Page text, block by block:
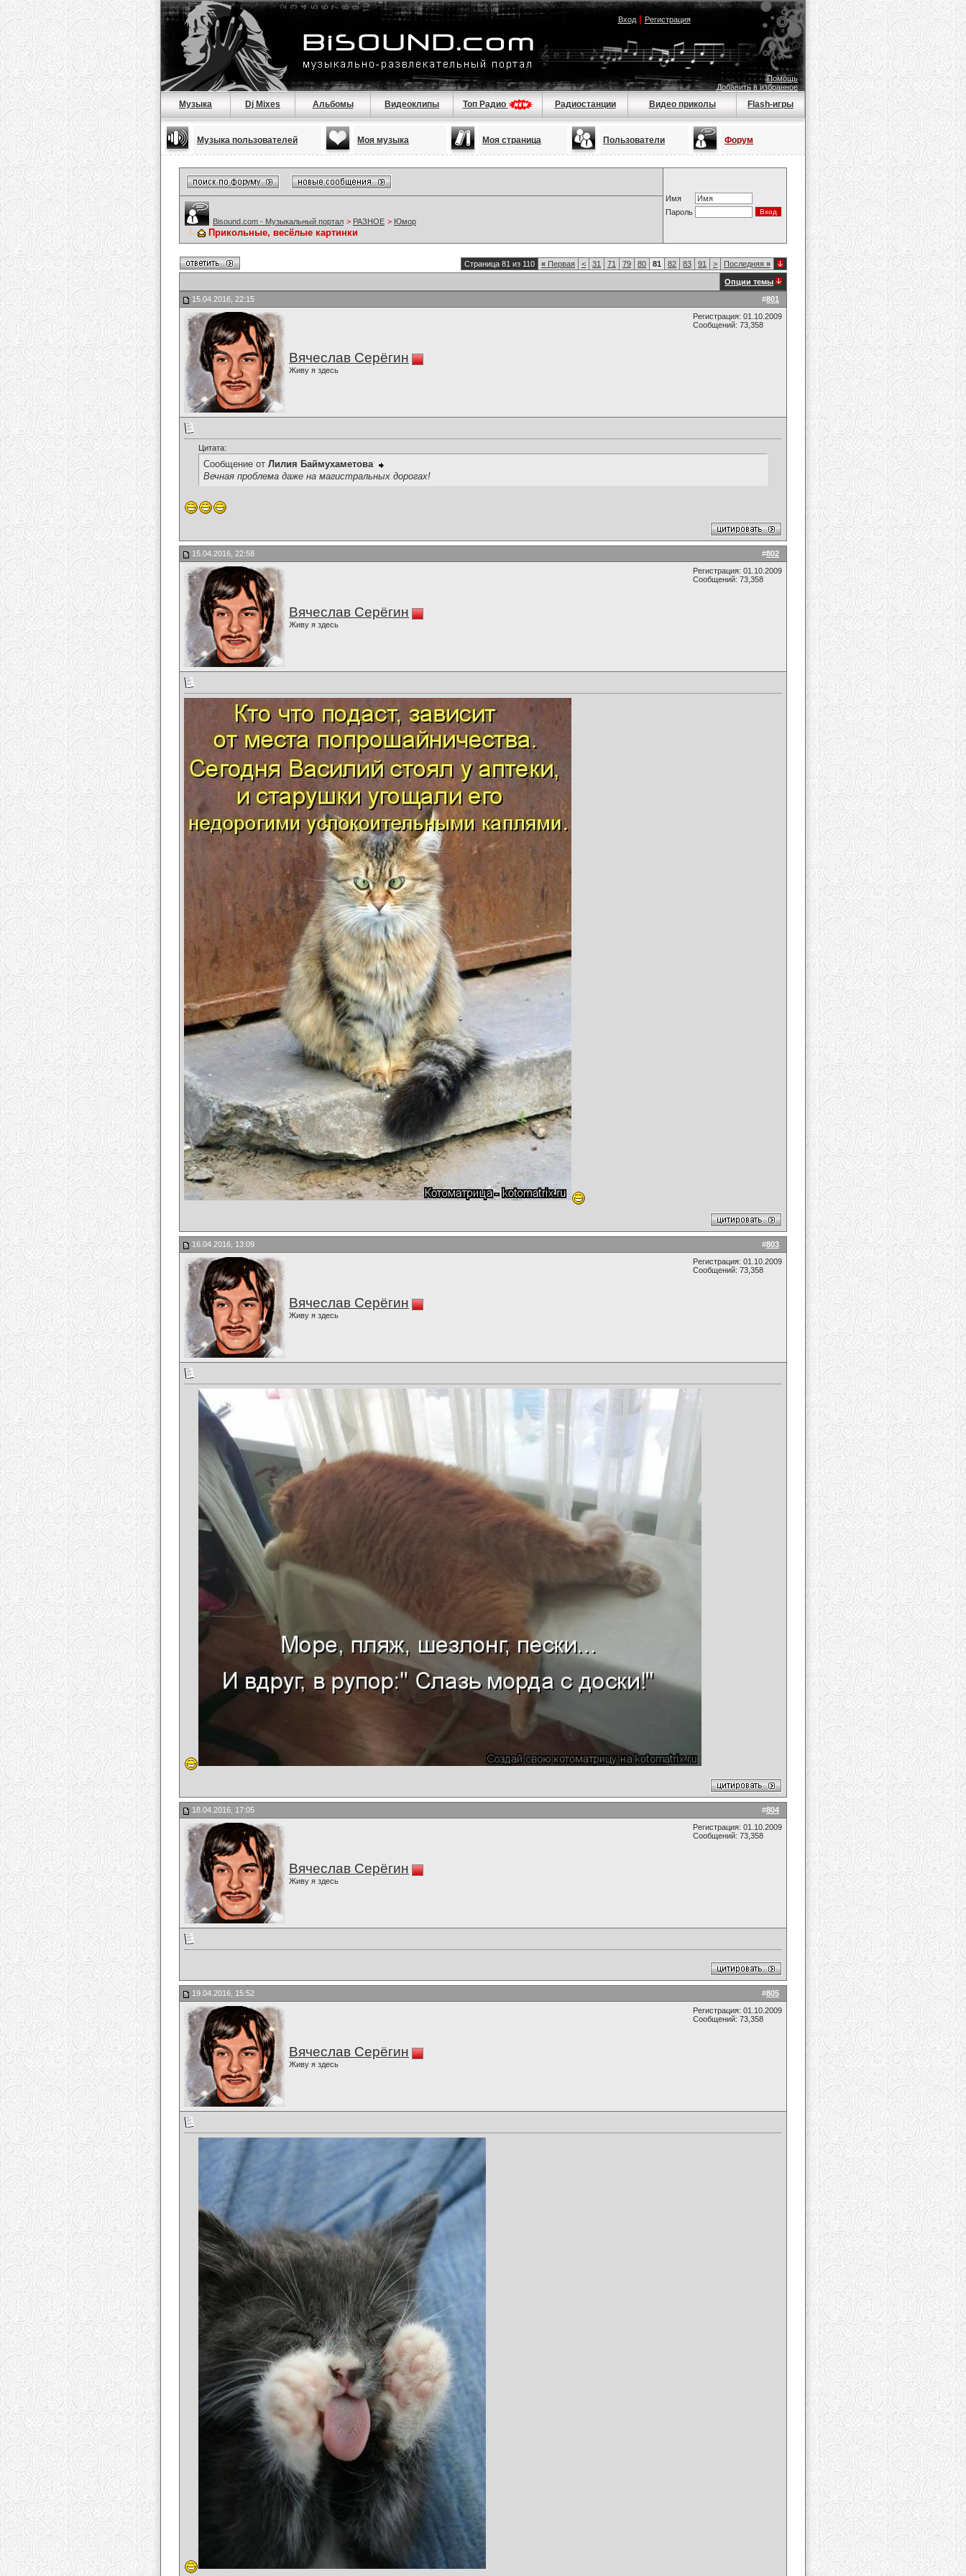
Вход| Регистрация
Помощь
Добавить в избранное
Музыка Dj Mixes Альбомы Видеоклипы Топ Радио Радиостанции Видео приколы Flash-игры
Музыка пользователей Моя музыка Моя страница Пользователи Форум
Имя
Пароль
Bisound.com - Музыкальный портал > РАЗНОЕ > Юмор
Прикольные, весёлые картинки
Страница 81 из 110 « Первая < 31 71 79 80 81 82 83 91 > Последняя »
Опции темы
#801
15.04.2016, 22:15
Вячеслав Серёгин
Живу я здесь
Регистрация: 01.10.2009
Сообщений: 73,358
Цитата:
Сообщение от Лилия Баймухаметова
Вечная проблема даже на магистральных дорогах!
#802
15.04.2016, 22:58
Вячеслав Серёгин
Живу я здесь
Регистрация: 01.10.2009
Сообщений: 73,358
#803
16.04.2016, 13:09
Вячеслав Серёгин
Живу я здесь
Регистрация: 01.10.2009
Сообщений: 73,358
#804
18.04.2016, 17:05
Вячеслав Серёгин
Живу я здесь
Регистрация: 01.10.2009
Сообщений: 73,358
#805
19.04.2016, 15:52
Вячеслав Серёгин
Живу я здесь
Регистрация: 01.10.2009
Сообщений: 73,358